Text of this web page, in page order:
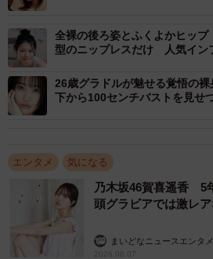
全裸の後ろ姿とふくよかヒッ
型のニップレスだけ 人気イン
26歳グラドルが魅せる覚悟の
下から100センチバストを見せ
エンタメ 気になる
乃木坂46賀喜遥香 5
頭グラビアでは激レ
まいどなニュースエンタ
2026.08.07